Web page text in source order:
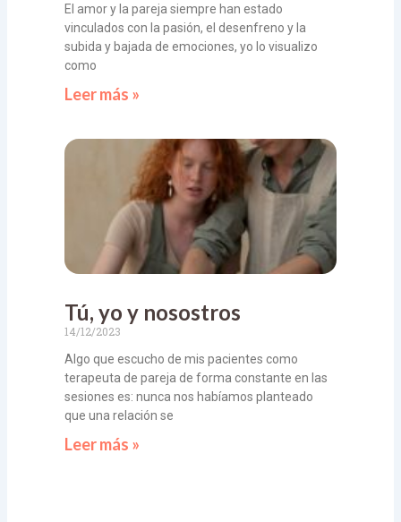
El amor y la pareja siempre han estado
vinculados con la pasión, el desenfreno y la
subida y bajada de emociones, yo lo visualizo
como
Leer más »
Tú, yo y nosostros
14/12/2023
Algo que escucho de mis pacientes como
terapeuta de pareja de forma constante en las
sesiones es: nunca nos habíamos planteado
que una relación se
Leer más »